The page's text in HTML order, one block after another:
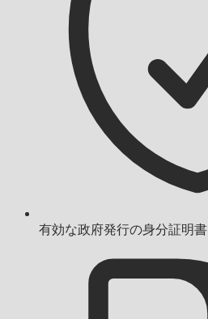
有効な政府発行の身分証明書